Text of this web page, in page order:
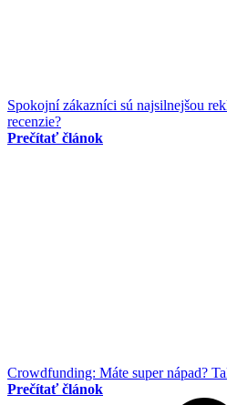
Spokojní zákazníci sú najsilnejšou
recenzie?
Prečítať článok
Crowdfunding: Máte super nápad?
Prečítať článok